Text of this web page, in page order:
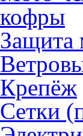
кофры
Защита
Крепёж
Сетки